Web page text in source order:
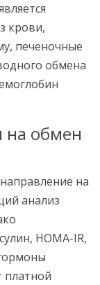
крови,
печеночные
обмена
на обмен
на
анализ
HOMA-IR,
платной